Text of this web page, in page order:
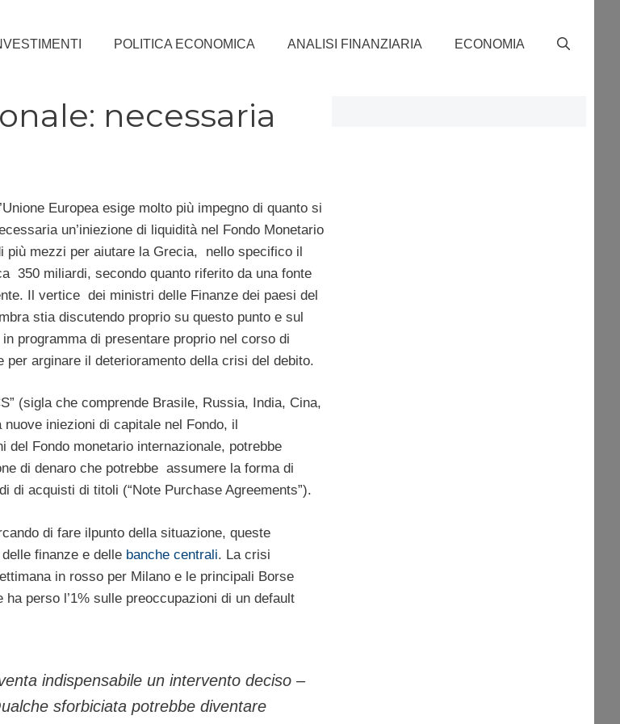
POLITICA ECONOMICA ANALISI FINANZIARIA ECONOMIA
necessaria
Europea esige molto più impegno di quanto si
un’iniezione di liquidità nel Fondo Monetario
più mezzi per aiutare la Grecia, nello specifico il
350 miliardi, secondo quanto riferito da una fonte
Il vertice dei ministri delle Finanze dei paesi del
stia discutendo proprio su questo punto e sul
programma di presentare proprio nel corso di
per arginare il deterioramento della crisi del debito.
(sigla che comprende Brasile, Russia, India, Cina,
iniezioni di capitale nel Fondo, il
del Fondo monetario internazionale, potrebbe
di denaro che potrebbe assumere la forma di
di acquisti di titoli (“Note Purchase Agreements”).
di fare ilpunto della situazione, queste
finanze e delle banche centrali. La crisi
in rosso per Milano e le principali Borse
perso l’1% sulle preoccupazioni di un default
indispensabile un intervento deciso –
sforbiciata potrebbe diventare